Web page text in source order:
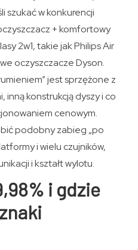
szukać w konkurencji
+ komfortowy
2w1, takie jak Philips Air
oczyszczacze Dyson.
jest sprzężone z
inną konstrukcją dyszy i co
cenowym.
podobny zabieg „po
i wielu czujników,
i kształt wylotu.
i gdzie